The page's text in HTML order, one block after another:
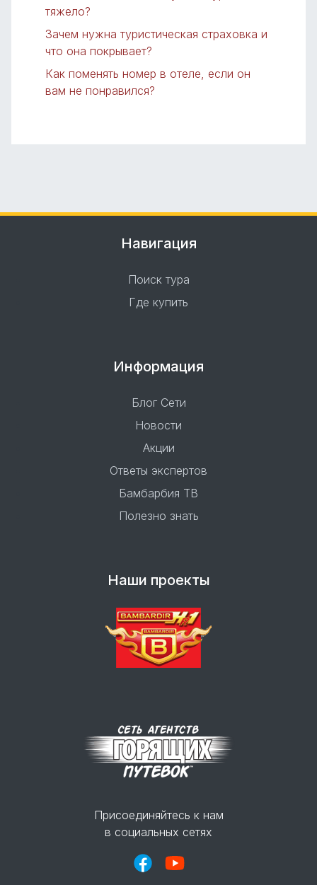
тяжело?
Зачем нужна туристическая страховка и
что она покрывает?
Как поменять номер в отеле, если он
вам не понравился?
Навигация
Поиск тура
Где купить
Информация
Блог Сети
Новости
Акции
Ответы экспертов
Бамбарбия ТВ
Полезно знать
Наши проекты
Присоединяйтесь к нам
в социальных сетях